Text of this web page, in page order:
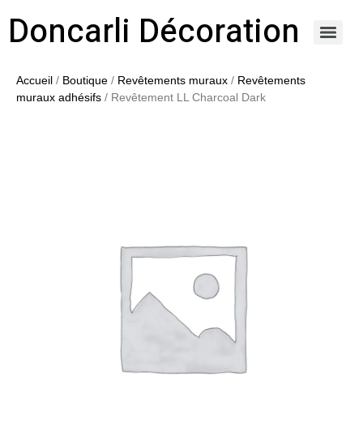
Doncarli Décoration
Accueil / Boutique / Revêtements muraux / Revêtements
muraux adhésifs / Revêtement LL Charcoal Dark